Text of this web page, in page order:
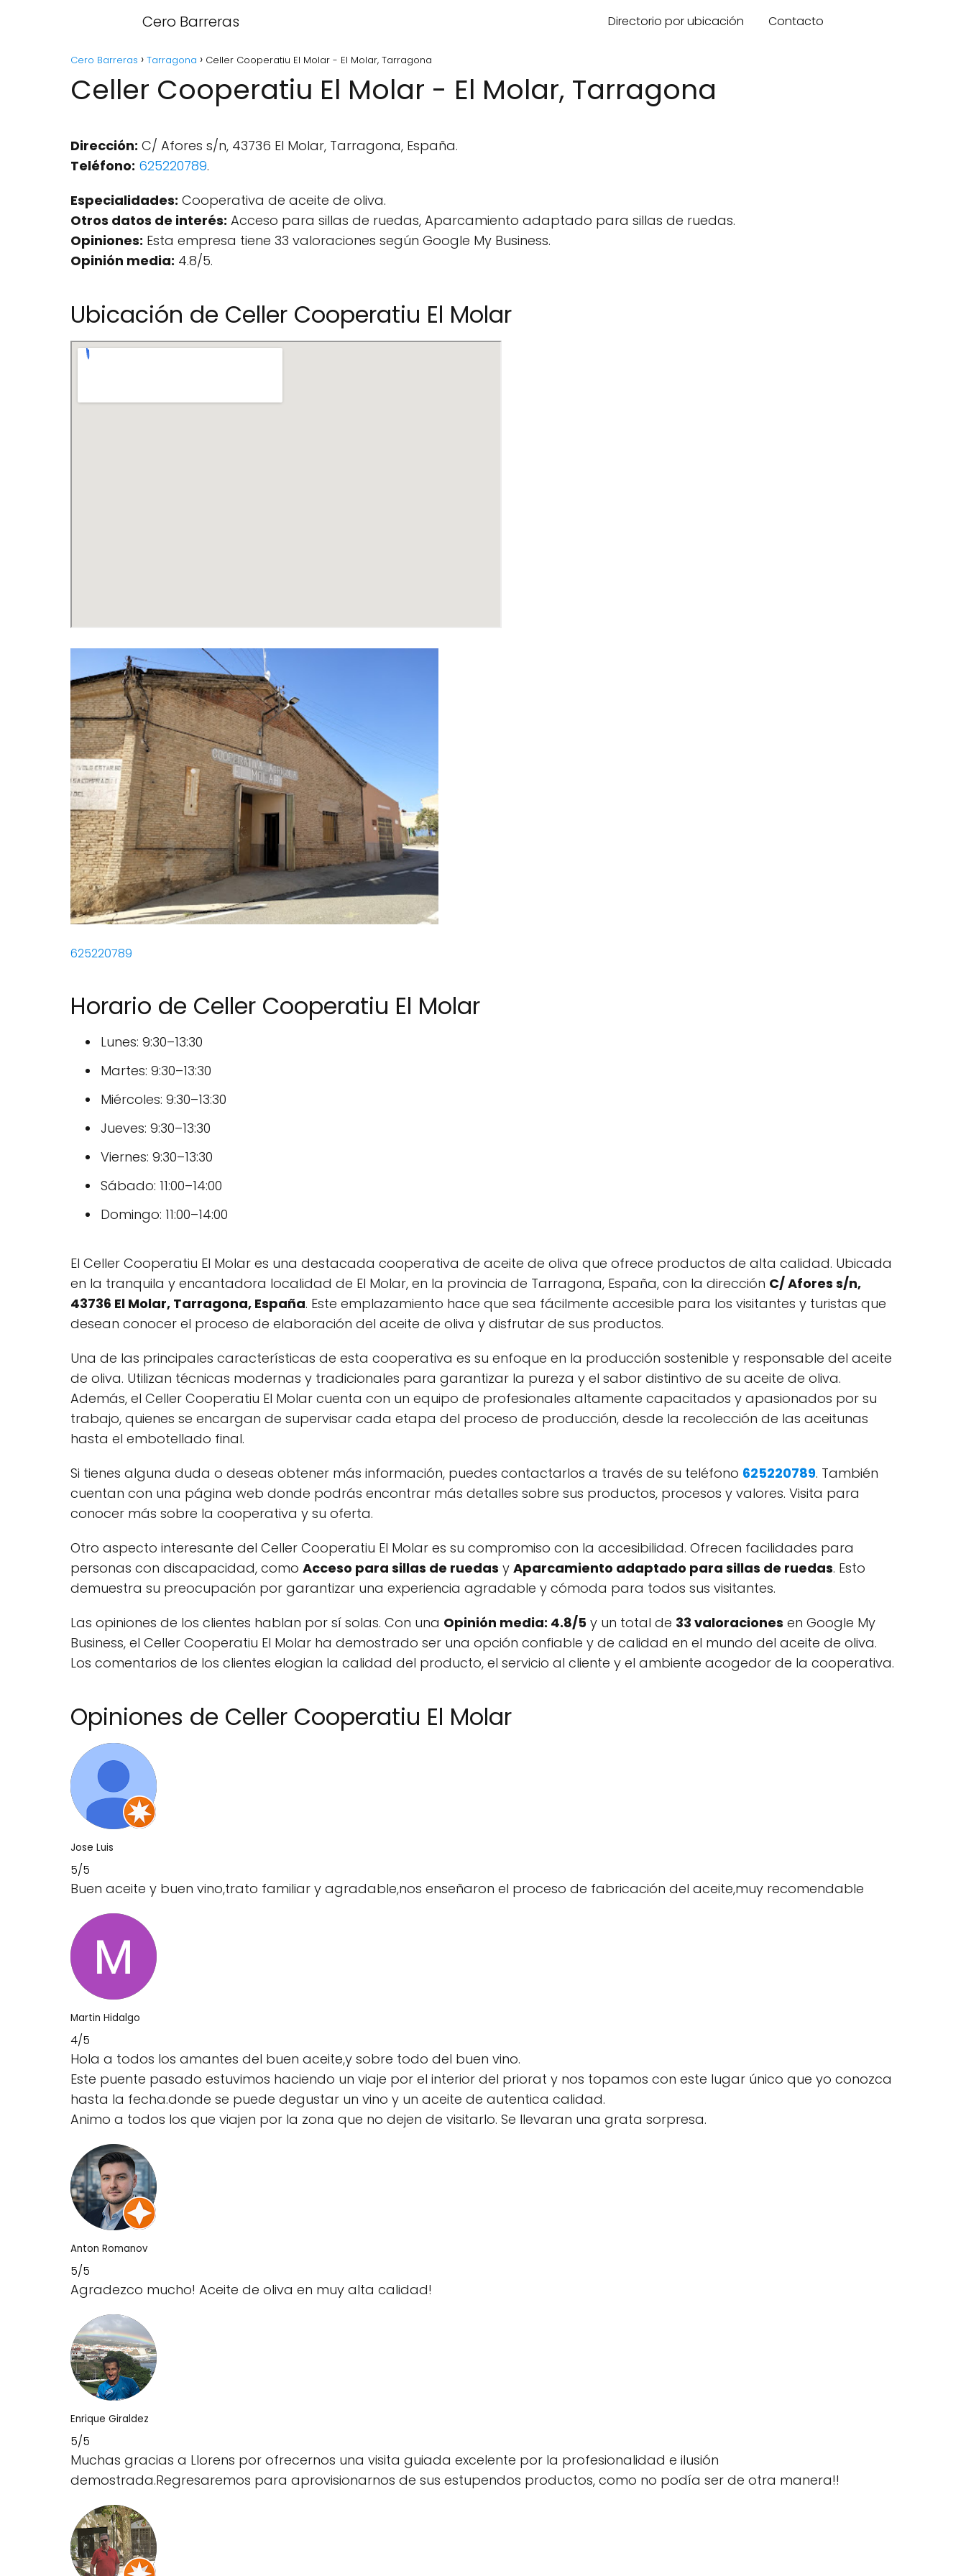
Cero Barreras Directorio por ubicación Contacto
Cero Barreras Tarragona Celler Cooperatiu El Molar - El Molar, Tarragona
Celler Cooperatiu El Molar - El Molar, Tarragona
Dirección: C/ Afores s/n, 43736 El Molar, Tarragona, España.
Teléfono: 625220789.
Especialidades: Cooperativa de aceite de oliva.
Otros datos de interés: Acceso para sillas de ruedas, Aparcamiento adaptado para sillas de ruedas.
Opiniones: Esta empresa tiene 33 valoraciones según Google My Business.
Opinión media: 4.8/5.
Ubicación de Celler Cooperatiu El Molar
625220789
Horario de Celler Cooperatiu El Molar
Lunes: 9:30–13:30
Martes: 9:30–13:30
Miércoles: 9:30–13:30
Jueves: 9:30–13:30
Viernes: 9:30–13:30
Sábado: 11:00–14:00
Domingo: 11:00–14:00
El Celler Cooperatiu El Molar es una destacada cooperativa de aceite de oliva que ofrece productos de alta calidad. Ubicada
en la tranquila y encantadora localidad de El Molar, en la provincia de Tarragona, España, con la dirección C/ Afores s/n,
43736 El Molar, Tarragona, España. Este emplazamiento hace que sea fácilmente accesible para los visitantes y turistas que
desean conocer el proceso de elaboración del aceite de oliva y disfrutar de sus productos.
Una de las principales características de esta cooperativa es su enfoque en la producción sostenible y responsable del aceite
de oliva. Utilizan técnicas modernas y tradicionales para garantizar la pureza y el sabor distintivo de su aceite de oliva.
Además, el Celler Cooperatiu El Molar cuenta con un equipo de profesionales altamente capacitados y apasionados por su
trabajo, quienes se encargan de supervisar cada etapa del proceso de producción, desde la recolección de las aceitunas
hasta el embotellado final.
Si tienes alguna duda o deseas obtener más información, puedes contactarlos a través de su teléfono 625220789. También
cuentan con una página web donde podrás encontrar más detalles sobre sus productos, procesos y valores. Visita para
conocer más sobre la cooperativa y su oferta.
Otro aspecto interesante del Celler Cooperatiu El Molar es su compromiso con la accesibilidad. Ofrecen facilidades para
personas con discapacidad, como Acceso para sillas de ruedas y Aparcamiento adaptado para sillas de ruedas. Esto
demuestra su preocupación por garantizar una experiencia agradable y cómoda para todos sus visitantes.
Las opiniones de los clientes hablan por sí solas. Con una Opinión media: 4.8/5 y un total de 33 valoraciones en Google My
Business, el Celler Cooperatiu El Molar ha demostrado ser una opción confiable y de calidad en el mundo del aceite de oliva.
Los comentarios de los clientes elogian la calidad del producto, el servicio al cliente y el ambiente acogedor de la cooperativa.
Opiniones de Celler Cooperatiu El Molar
Jose Luis
5/5
Buen aceite y buen vino,trato familiar y agradable,nos enseñaron el proceso de fabricación del aceite,muy recomendable
Martin Hidalgo
4/5
Hola a todos los amantes del buen aceite,y sobre todo del buen vino.
Este puente pasado estuvimos haciendo un viaje por el interior del priorat y nos topamos con este lugar único que yo conozca
hasta la fecha.donde se puede degustar un vino y un aceite de autentica calidad.
Animo a todos los que viajen por la zona que no dejen de visitarlo. Se llevaran una grata sorpresa.
Anton Romanov
5/5
Agradezco mucho! Aceite de oliva en muy alta calidad!
Enrique Giraldez
5/5
Muchas gracias a Llorens por ofrecernos una visita guiada excelente por la profesionalidad e ilusión
demostrada.Regresaremos para aprovisionarnos de sus estupendos productos, como no podía ser de otra manera!!